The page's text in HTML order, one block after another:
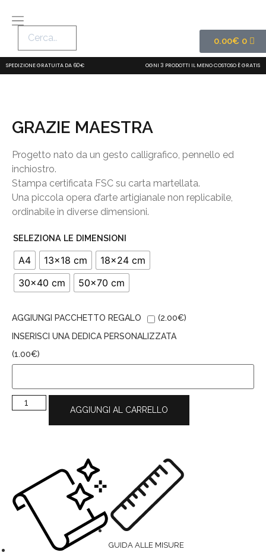
0.00€ 0
SPEDIZIONE GRATUITA DA 60€ OGNI 3 PRODOTTI IL MENO COSTOSO È GRATIS
GRAZIE MAESTRA
Progetto nato da un gesto calligrafico, pennello ed
inchiostro.
Stampa certificata FSC su carta martellata.
Una piccola opera d’arte artigianale non replicabile,
ordinabile in diverse dimensioni.
SELEZIONA LE DIMENSIONI
A4 13x18 cm
18x24 cm
30x40 cm
50x70 cm
AGGIUNGI PACCHETTO REGALO (2.00€)
INSERISCI UNA DEDICA PERSONALIZZATA
(1.00€)
AGGIUNGI AL CARRELLO
GUIDA ALLE MISURE